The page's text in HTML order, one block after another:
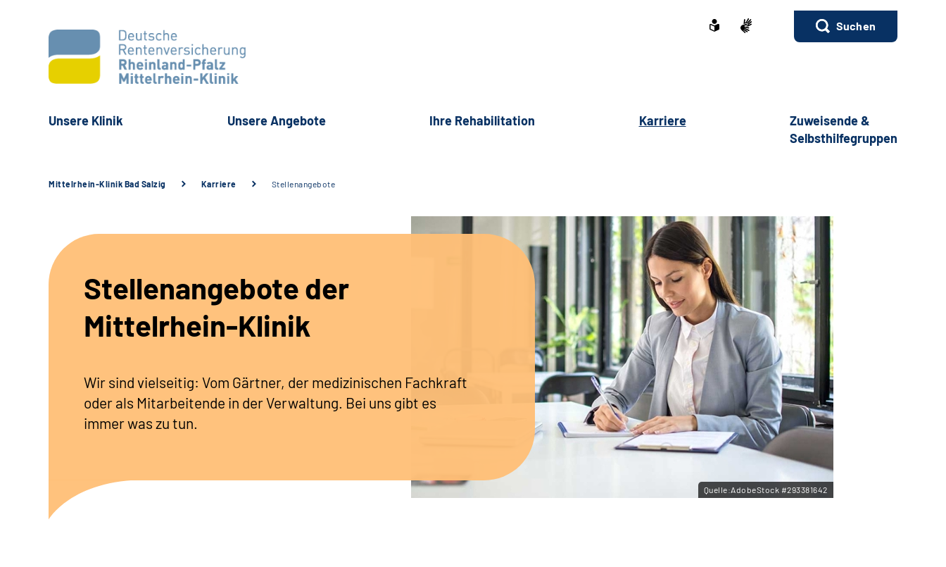
Suchen
Unsere Klinik Unsere Angebote Ihre Rehabilitation Karriere
Zuweisende &
Selbsthilfegruppen
Mittelrhein-Klinik Bad Salzig Karriere Stellenangebote
Stellenangebote der
Mittelrhein-Klinik
Wir sind vielseitig: Vom Gärtner, der medizinischen Fachkraft
oder als Mitarbeitende in der Verwaltung. Bei uns gibt es
immer was zu tun.
Quelle:AdobeStock #293381642